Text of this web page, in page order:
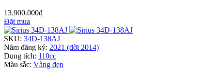
13.900.000₫
Đặt mua
SKU: 34D-138AJ
Năm đăng ký: 2021 (đời 2014)
Dung tích: 110cc
Màu sắc: Vàng đen